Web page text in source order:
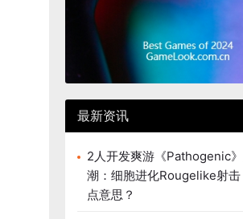
最新资讯
2人开发爽游《Pathogenic
潮：细胞进化Rougelike射
点意思？